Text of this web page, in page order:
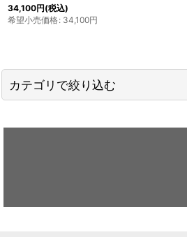
34,100円(税込)
希望小売価格: 34,100円
カテゴリで絞り込む